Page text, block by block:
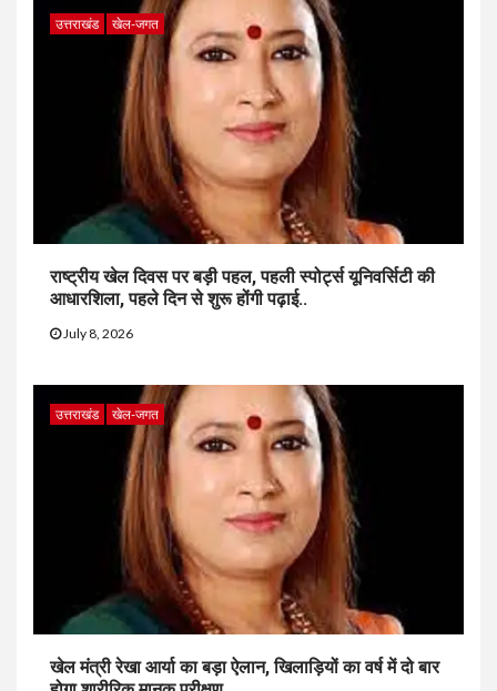
उत्तराखंड खेल-जगत
राष्ट्रीय खेल दिवस पर बड़ी पहल, पहली स्पोर्ट्स यूनिवर्सिटी की
आधारशिला, पहले दिन से शुरू होंगी पढ़ाई..
July 8, 2026
उत्तराखंड खेल-जगत
खेल मंत्री रेखा आर्या का बड़ा ऐलान, खिलाड़ियों का वर्ष में दो बार